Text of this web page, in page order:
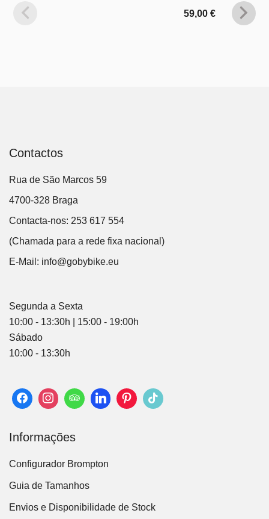
59,00 €
Contactos
Rua de São Marcos 59
4700-328 Braga
Contacta-nos: 253 617 554
(Chamada para a rede fixa nacional)
E-Mail: info@gobybike.eu
Segunda a Sexta
10:00 - 13:30h | 15:00 - 19:00h
Sábado
10:00 - 13:30h
Informações
Configurador Brompton
Guia de Tamanhos
Envios e Disponibilidade de Stock